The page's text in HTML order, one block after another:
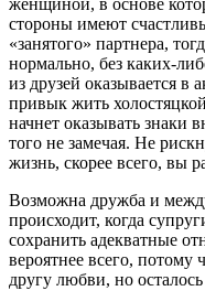
женщиной, в основе
стороны имеют
«занятого» партнера,
нормально, без каких-
из друзей оказывается
привык жить
начнет оказывать знаки
того не замечая. Не
жизнь, скорее всего, вы
Возможна дружба и
происходит, когда
сохранить адекватные
вероятнее всего,
другу любви, но